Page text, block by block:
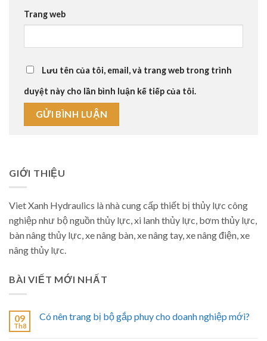
Trang web
Lưu tên của tôi, email, và trang web trong trình
duyệt này cho lần bình luận kế tiếp của tôi.
GIỚI THIỆU
Viet Xanh Hydraulics là nhà cung cấp thiết bị thủy lực công
nghiệp như bộ nguồn thủy lực, xi lanh thủy lực, bơm thủy lực,
bàn nâng thủy lực, xe nâng bàn, xe nâng tay, xe nâng điện, xe
nâng thủy lực.
BÀI VIẾT MỚI NHẤT
09
Th8
Có nên trang bị bộ gắp phuy cho doanh nghiệp mới?